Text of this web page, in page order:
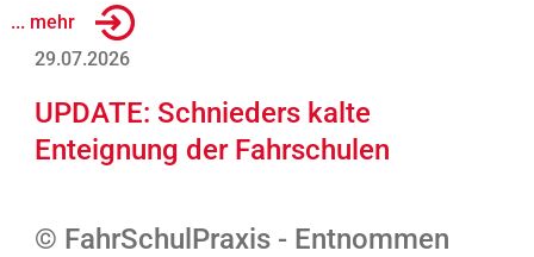
... mehr
29.07.2026
UPDATE: Schnieders kalte
Enteignung der Fahrschulen
© FahrSchulPraxis - Entnommen